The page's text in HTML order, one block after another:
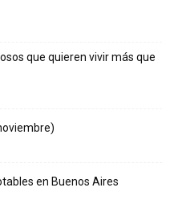
que quieren vivir más que
en Buenos Aires